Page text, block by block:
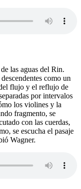
las aguas del Rin.
como un
flujo y el reflujo de
por intervalos
los violines y la
fragmento, se
con las cuerdas,
se escucha el pasaje
Wagner.